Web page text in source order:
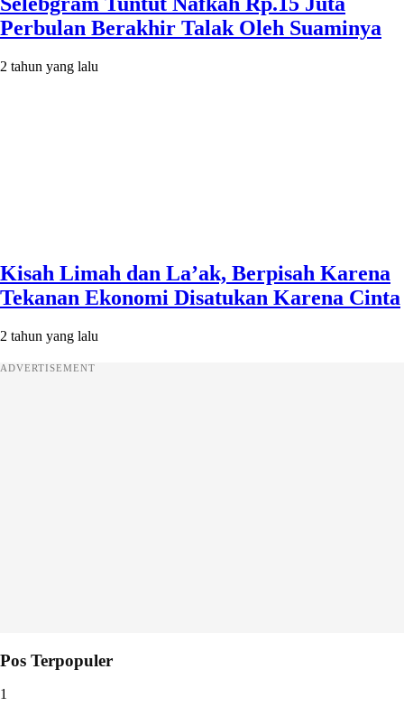
Perbulan Berakhir Talak Oleh Suaminya
2 tahun yang lalu
Kisah Limah dan La’ak, Berpisah Karena
Tekanan Ekonomi Disatukan Karena Cinta
2 tahun yang lalu
ADVERTISEMENT
Pos Terpopuler
1